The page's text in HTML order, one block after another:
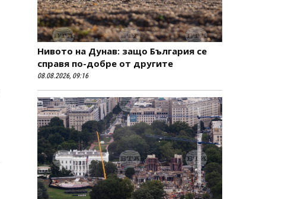
Нивото на Дунав: защо България се
справя по-добре от другите
08.08.2026, 09:16